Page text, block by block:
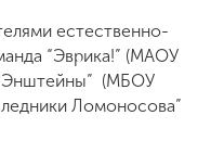
естественно-
“Эврика!” (МАОУ
Энштейны” (МБОУ
Ломоносова”